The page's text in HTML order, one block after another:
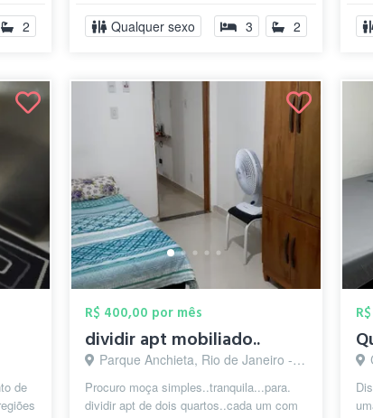
2
academia, ...
Qualquer sexo 3 2
de
R$ 400,00 por mês
dividir apt mobiliado..
Parque Anchieta, Rio de Janeiro - RJ
Procuro moça simples..tranquila...para.
dividir apt de dois quartos..cada um com